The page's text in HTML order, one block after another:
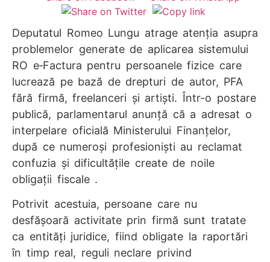
Deputatul Romeo Lungu atrage atenția asupra
problemelor generate de aplicarea sistemului
RO e‑Factura pentru persoanele fizice care
lucrează pe bază de drepturi de autor, PFA
fără firmă, freelanceri și artiști. Într-o postare
publică, parlamentarul anunță că a adresat o
interpelare oficială Ministerului Finanțelor,
după ce numeroși profesioniști au reclamat
confuzia și dificultățile create de noile
obligații fiscale .
Potrivit acestuia, persoane care nu
desfășoară activitate prin firmă sunt tratate
ca entități juridice, fiind obligate la raportări
în timp real, reguli neclare privind